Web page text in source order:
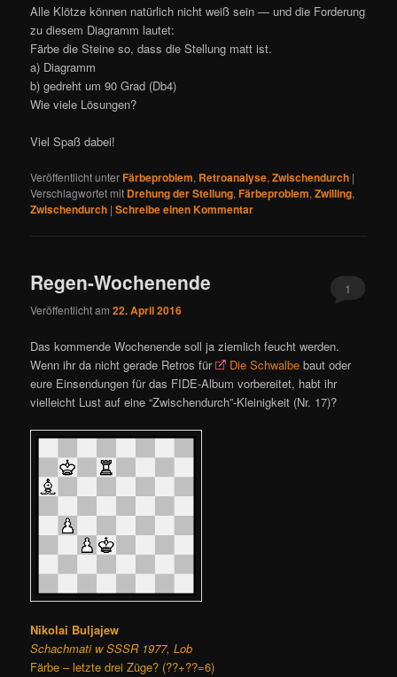
Alle Klötze können natürlich nicht weiß sein — und die Forderung
zu diesem Diagramm lautet:
Färbe die Steine so, dass die Stellung matt ist.
a) Diagramm
b) gedreht um 90 Grad (Db4)
Wie viele Lösungen?
Viel Spaß dabei!
Veröffentlicht unterFärbeproblem, Retroanalyse,Zwischendurch |
Verschlagwortet mit Drehung der Stellung,Färbeproblem,Zwilling,
Zwischendurch |Schreibe einen Kommentar
Regen-Wochenende
Veröffentlicht am22. April 2016
1
Das kommende Wochenende soll ja ziemlich feucht werden.
Wenn ihr da nicht gerade Retros für
Die Schwalbe baut oder
eure Einsendungen für das FIDE-Album vorbereitet, habt ihr
vielleicht Lust auf eine “Zwischendurch”-Kleinigkeit (Nr. 17)?
Nikolai Buljajew
Schachmati w SSSR 1977, Lob
Färbe – letzte drei Züge? (??+??=6)